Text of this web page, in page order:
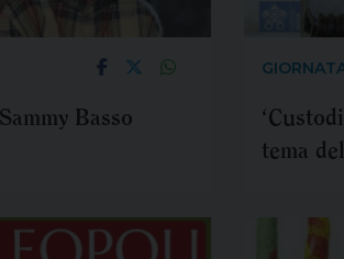
Basso
tema